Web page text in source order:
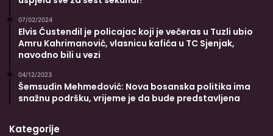
07/02/2024
Elvis Ćustendil je policajac koji je večeras u Tuzli ubio
Amru Kahrimanović, vlasnicu kafića u TC Sjenjak,
navodno bili u vezi
04/12/2023
Šemsudin Mehmedović: Nova bosanska politika ima
snažnu podršku, vrijeme je da bude predstavljena
Kategorije